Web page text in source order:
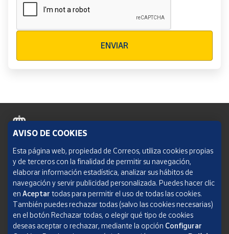
ENVIAR
Política de cookies
Aviso legal
Condiciones del servicio
Política de Privacidad Web
Informe de transparencia
AVISO DE COOKIES
Esta página web, propiedad de Correos, utiliza cookies propias
y de terceros con la finalidad de permitir su navegación,
elaborar información estadística, analizar sus hábitos de
navegación y servir publicidad personalizada. Puedes hacer clic
en Aceptar todas para permitir el uso de todas las cookies.
También puedes rechazar todas (salvo las cookies necesarias)
en el botón Rechazar todas, o elegir qué tipo de cookies
deseas aceptar o rechazar, mediante la opción Configurar